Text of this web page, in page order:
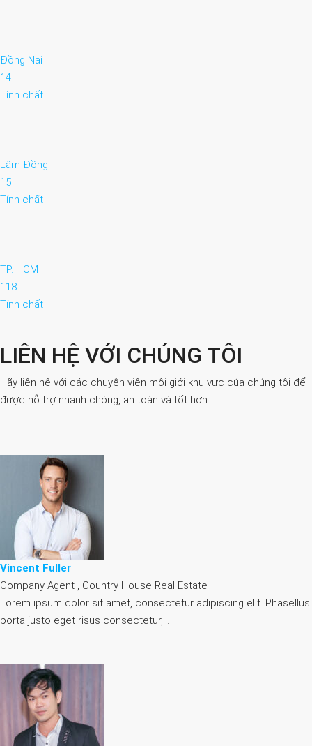
Đồng Nai
14
Tính chất
Lâm Đồng
15
Tính chất
TP. HCM
118
Tính chất
LIÊN HỆ VỚI CHÚNG TÔI
Hãy liên hệ với các chuyên viên môi giới khu vực của chúng tôi để
được hỗ trợ nhanh chóng, an toàn và tốt hơn.
Vincent Fuller
Company Agent , Country House Real Estate
Lorem ipsum dolor sit amet, consectetur adipiscing elit. Phasellus
porta justo eget risus consectetur,…